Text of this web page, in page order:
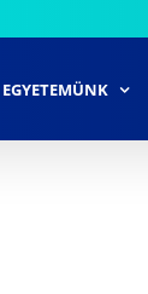
EGYETEMÜNK